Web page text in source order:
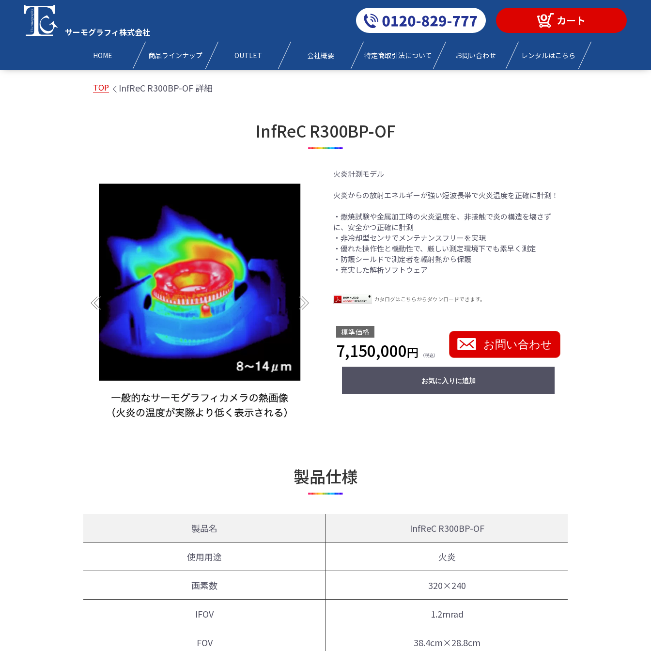
サーモグラフィ株式会社
HOME 商品ラインナップ OUTLET 会社概要 特定商取引法について お問い合わせ レンタルはこちら
0120-829-777
カート
TOP InfReC R300BP-OF 詳細
InfReC R300BP-OF
火炎計測モデル
火炎からの放射エネルギーが強い短波長帯で火炎温度を正確に計測！
・燃焼試験や金属加工時の火炎温度を、非接触で炎の構造を壊さず
に、安全かつ正確に計測
・非冷却型センサでメンテナンスフリーを実現
・優れた操作性と機動性で、厳しい測定環境下でも素早く測定
・防護シールドで測定者を輻射熱から保護
・充実した解析ソフトウェア
カタログはこちらからダウンロードできます。
標準価格
7,150,000円 （税込）
お問い合わせ
お気に入りに追加
製品仕様
製品名 InfReC R300BP-OF
使用用途 火炎
画素数 320×240
IFOV 1.2mrad
FOV 38.4cm×28.8cm